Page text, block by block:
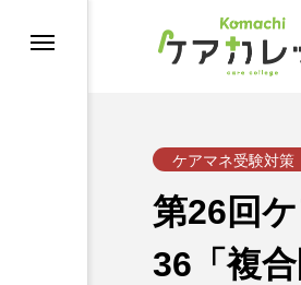
ケアマネ受験対策
第26回
36「複合